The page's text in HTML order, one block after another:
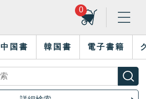
0
中国書 韓国書 電子書籍